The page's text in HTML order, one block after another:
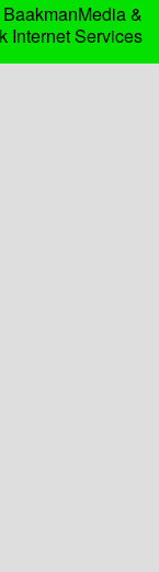
BaakmanMedia&
Internet Services